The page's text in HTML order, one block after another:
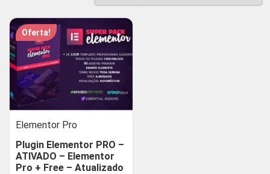
Oferta!
Elementor Pro
Plugin Elementor PRO –
ATIVADO – Elementor
Pro + Free – Atualizado